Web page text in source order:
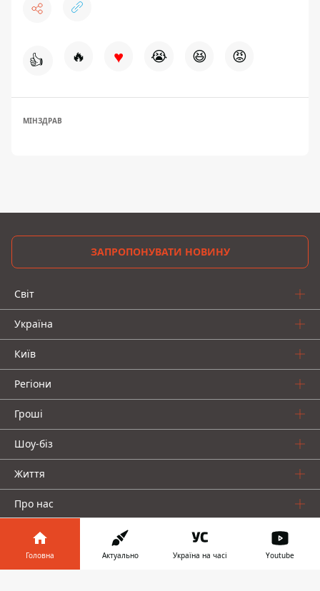
👍 🔥 ♥ 😭 😆 😡
МІНЗДРАВ
ЗАПРОПОНУВАТИ НОВИНУ
Світ
Україна
Київ
Регіони
Гроші
Шоу-біз
Життя
Про нас
Головна Актуально Україна на часі Youtube